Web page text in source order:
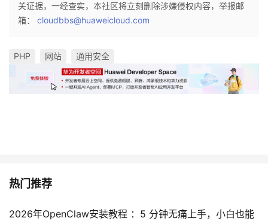
关证据，一经查实，本社区将立刻删除涉嫌侵权内容，举报邮
箱： cloudbbs@huaweicloud.com
PHP 网站 通用安全
热门推荐
2026年OpenClaw安装教程 ：5 分钟无痛上手，小白也能